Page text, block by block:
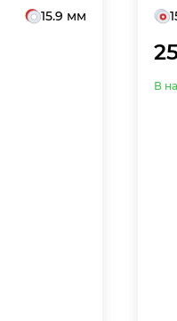
15.9 мм
В